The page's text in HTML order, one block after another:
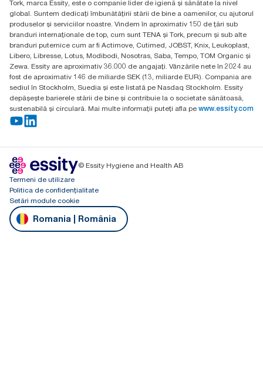
Budakeszi út 51.
Tork, marca Essity, este o companie lider de igienă și sănătate la nivel
global. Suntem dedicați îmbunătățirii stării de bine a oamenilor, cu ajutorul
produselor și serviciilor noastre. Vindem în aproximativ 150 de țări sub
branduri internaționale de top, cum sunt TENA și Tork, precum și sub alte
branduri puternice cum ar fi Actimove, Cutimed, JOBST, Knix, Leukoplast,
Libero, Libresse, Lotus, Modibodi, Nosotras, Saba, Tempo, TOM Organic și
Zewa. Essity are aproximativ 36.000 de angajați. Vânzările nete în 2024 au
fost de aproximativ 146 de miliarde SEK (13, miliarde EUR). Compania are
sediul în Stockholm, Suedia și este listată pe Nasdaq Stockholm. Essity
depășește barierele stării de bine și contribuie la o societate sănătoasă,
sustenabilă și circulară. Mai multe informații puteți afla pe www.essity.com
© Essity Hygiene and Health AB
Termeni de utilizare
Politica de confidențialitate
Setări module cookie
Romania | România